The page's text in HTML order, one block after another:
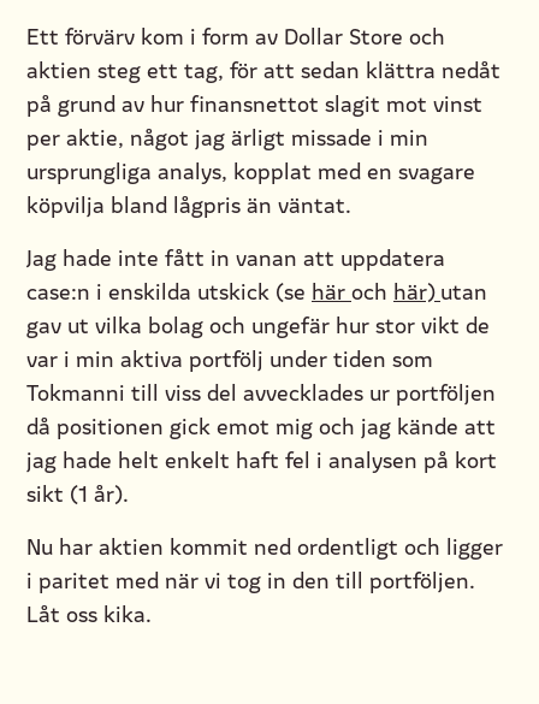
Ett förvärv kom i form av Dollar Store och
aktien steg ett tag, för att sedan klättra nedåt
på grund av hur finansnettot slagit mot vinst
per aktie, något jag ärligt missade i min
ursprungliga analys, kopplat med en svagare
köpvilja bland lågpris än väntat.
Jag hade inte fått in vanan att uppdatera
case:n i enskilda utskick (se här och här) utan
gav ut vilka bolag och ungefär hur stor vikt de
var i min aktiva portfölj under tiden som
Tokmanni till viss del avvecklades ur portföljen
då positionen gick emot mig och jag kände att
jag hade helt enkelt haft fel i analysen på kort
sikt (1 år).
Nu har aktien kommit ned ordentligt och ligger
i paritet med när vi tog in den till portföljen.
Låt oss kika.